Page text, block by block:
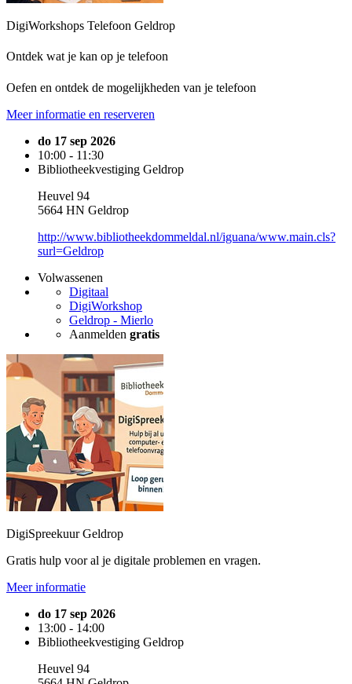
DigiWorkshops Telefoon Geldrop
Ontdek wat je kan op je telefoon
Oefen en ontdek de mogelijkheden van je telefoon
Meer informatie en reserveren
do 17 sep 2026
10:00 - 11:30
Bibliotheekvestiging Geldrop
Heuvel 94
5664 HN Geldrop
http://www.bibliotheekdommeldal.nl/iguana/www.main.cls?
surl=Geldrop
Volwassenen
Digitaal
DigiWorkshop
Geldrop - Mierlo
Aanmelden gratis
DigiSpreekuur Geldrop
Gratis hulp voor al je digitale problemen en vragen.
Meer informatie
do 17 sep 2026
13:00 - 14:00
Bibliotheekvestiging Geldrop
Heuvel 94